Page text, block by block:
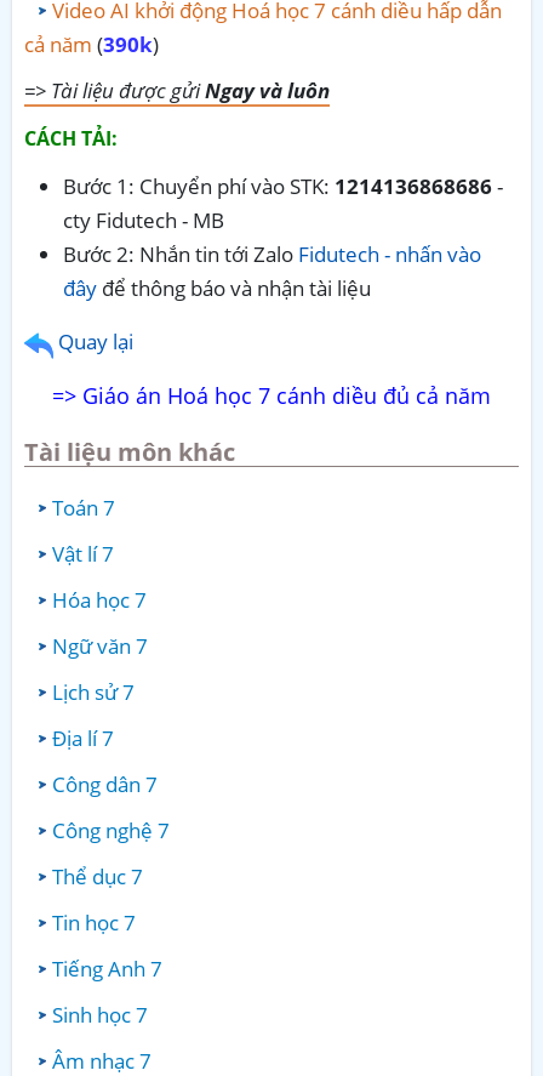
Video AI khởi động Hoá học 7 cánh diều hấp dẫn
cả năm (390k)
=> Tài liệu được gửiNgay và luôn
CÁCH TẢI:
Bước 1: Chuyển phí vào STK: 1214136868686-
cty Fidutech - MB
Bước 2: Nhắn tin tới Zalo Fidutech - nhấn vào
đây để thông báo và nhận tài liệu
Quay lại
=> Giáo án Hoá học 7 cánh diều đủ cả năm
Tài liệu môn khác
Toán 7
Vật lí 7
Hóa học 7
Ngữ văn 7
Lịch sử 7
Địa lí 7
Công dân 7
Công nghệ 7
Thể dục 7
Tin học 7
Tiếng Anh 7
Sinh học 7
Âm nhạc 7